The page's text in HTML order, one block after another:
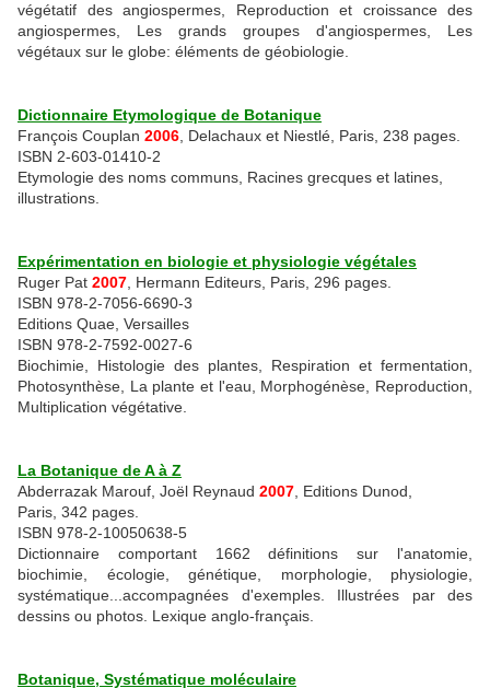
végétatif des angiospermes, Reproduction et croissance des
angiospermes, Les grands groupes d'angiospermes, Les
végétaux sur le globe: éléments de géobiologie.
Dictionnaire Etymologique de Botanique
François Couplan 2006 , Delachaux et Niestlé, Paris, 238 pages.
ISBN 2-603-01410-2
Etymologie des noms communs, Racines grecques et latines,
illustrations.
Expérimentation en biologie et physiologie végétales
Ruger Pat 2007 , Hermann Editeurs, Paris, 296 pages.
ISBN 978-2-7056-6690-3
Editions Quae, Versailles
ISBN 978-2-7592-0027-6
Biochimie, Histologie des plantes, Respiration et fermentation,
Photosynthèse, La plante et l'eau, Morphogénèse, Reproduction,
Multiplication végétative.
La Botanique de A à Z
Abderrazak Marouf, Joël Reynaud 2007 , Editions Dunod,
Paris, 342 pages.
ISBN 978-2-10050638-5
Dictionnaire comportant 1662 définitions sur l'anatomie,
biochimie, écologie, génétique, morphologie, physiologie,
systématique...accompagnées d'exemples. Illustrées par des
dessins ou photos. Lexique anglo-français.
Botanique, Systématique moléculaire